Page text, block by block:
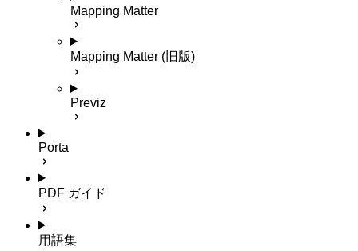
Mapping Matter
Mapping Matter (旧版)
Previz
Porta
PDF ガイド
用語集